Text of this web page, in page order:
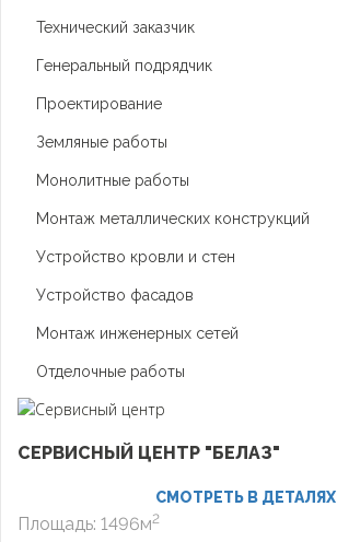
Технический заказчик
Генеральный подрядчик
Проектирование
Земляные работы
Монолитные работы
Монтаж металлических конструкций
Устройство кровли и стен
Устройство фасадов
Монтаж инженерных сетей
Отделочные работы
СЕРВИСНЫЙ ЦЕНТР "БЕЛАЗ"
СМОТРЕТЬ В ДЕТАЛЯХ
Площадь: 1496м2